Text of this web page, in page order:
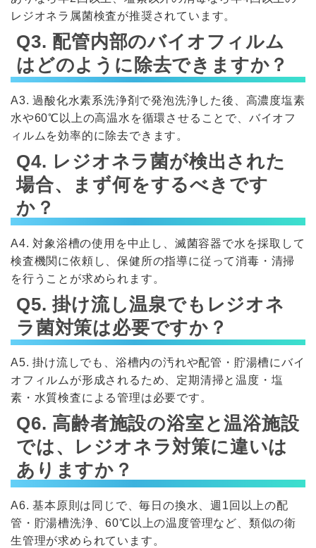
レジオネラ属菌検査が推奨されています。
Q3. 配管内部のバイオフィルム
はどのように除去できますか？
A3. 過酸化水素系洗浄剤で発泡洗浄した後、高濃度塩素
水や60℃以上の高温水を循環させることで、バイオフ
ィルムを効率的に除去できます。
Q4. レジオネラ菌が検出された
場合、まず何をするべきです
か？
A4. 対象浴槽の使用を中止し、滅菌容器で水を採取して
検査機関に依頼し、保健所の指導に従って消毒・清掃
を行うことが求められます。
Q5. 掛け流し温泉でもレジオネ
ラ菌対策は必要ですか？
A5. 掛け流しでも、浴槽内の汚れや配管・貯湯槽にバイ
オフィルムが形成されるため、定期清掃と温度・塩
素・水質検査による管理は必要です。
Q6. 高齢者施設の浴室と温浴施設
では、レジオネラ対策に違いは
ありますか？
A6. 基本原則は同じで、毎日の換水、週1回以上の配
管・貯湯槽洗浄、60℃以上の温度管理など、類似の衛
生管理が求められています。